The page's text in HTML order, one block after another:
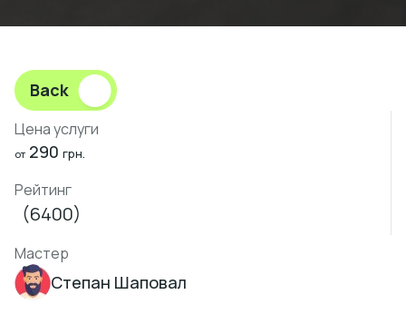
Back
Цена услуги
от 290 грн.
Рейтинг
(6400)
Мастер
Степан Шаповал